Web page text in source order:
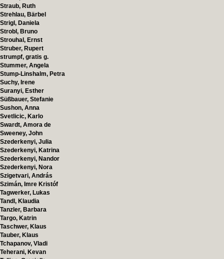
Straub, Ruth
Strehlau, Bärbel
Strigl, Daniela
Strobl, Bruno
Strouhal, Ernst
Struber, Rupert
strumpf, gratis g.
Stummer, Angela
Stump-Linshalm, Petra
Suchy, Irene
Suranyi, Esther
Süßbauer, Stefanie
Sushon, Anna
Svetlicic, Karlo
Swardt, Amora de
Sweeney, John
Szederkenyi, Julia
Szederkenyi, Katrina
Szederkenyi, Nandor
Szederkenyi, Nora
Szigetvari, András
Szimán, Imre Kristóf
Tagwerker, Lukas
Tandl, Klaudia
Tanzler, Barbara
Targo, Katrin
Taschwer, Klaus
Tauber, Klaus
Tchapanov, Vladi
Teherani, Kevan